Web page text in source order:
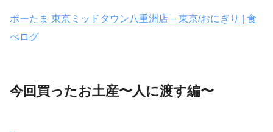
ポーたま 東京ミッドタウン八重洲店 – 東京/おにぎり | 食
べログ
今回買ったお土産〜人に渡す編〜